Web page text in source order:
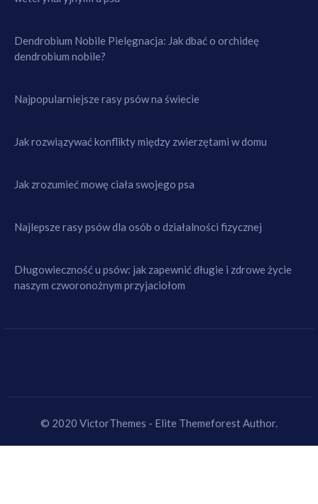
Dendrobium Nobile Pielęgnacja: Jak dbać o orchideę
dendrobium nobile?
Najpopularniejsze rasy psów na świecie
Jak rozwiązywać konflikty między zwierzętami w domu
Jak zrozumieć mowę ciała swojego psa
Najlepsze rasy psów dla osób o działalności fizycznej
Długowieczność u psów: jak zapewnić długie i zdrowe życie
naszym czworonożnym przyjaciołom
© 2020 VictorThemes - Elite Themeforest Author.